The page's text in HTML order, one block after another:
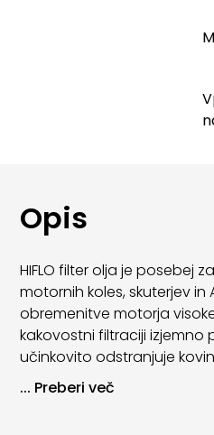
Opis
HIFLO filter olja je posebej
motornih koles, skuterjev in
obremenitve motorja
kakovostni filtraciji izjemno
učinkovito odstranjuje
usedline iz motornega olja
... Preberi več